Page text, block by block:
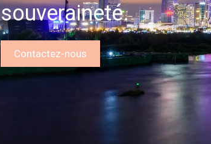
souveraineté.
Contactez-nous